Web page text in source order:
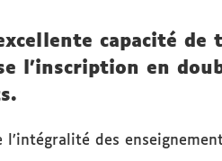
capacité de
l’inscription en
des